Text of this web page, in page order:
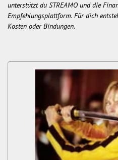
unterstützt du STREAMO und die
Empfehlungsplattform. Für dich
Kosten oder Bindungen.